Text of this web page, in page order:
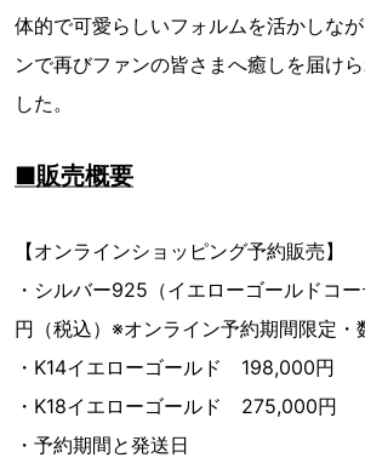
体的で可愛らしいフォルムを活かしな
ンで再びファンの皆さまへ癒しを届け
した。
■販売概要
【オンラインショッピング予約販売】
・シルバー925（イエローゴールドコ
円（税込）※オンライン予約期間限定・
・K14イエローゴールド 198,000円
・K18イエローゴールド 275,000円
・予約期間と発送日